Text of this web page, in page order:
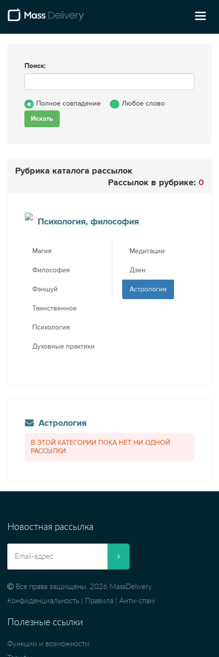
Поиск:
Полное совпадение Любое слово
Рубрика каталога рассылок
Рассылок в рубрике: 0
Психология, философия
Магия
Философия
Фэншуй
Таинственное
Психология
Духовные практики
Медитации
Дзен
Астрология
Астрология
В ЭТОЙ КАТЕГОРИИ ПОКА НЕТ НИ ОДНОЙ
РАССЫЛКИ
Новостная рассылка
Все права защищены. 2026 MassDelivery
Конфиденциальность
Правила Анти-спам
Полезные ссылки
Функции и возможности